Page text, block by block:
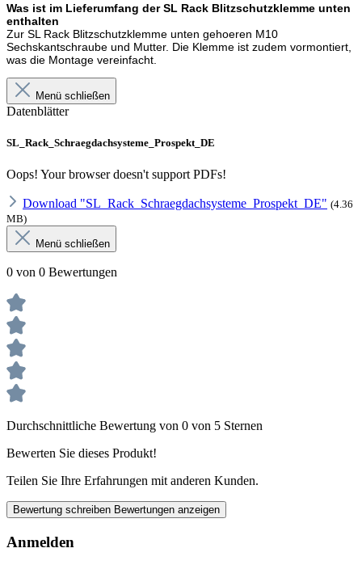
Was ist im Lieferumfang der SL Rack Blitzschutzklemme unten
enthalten
Zur SL Rack Blitzschutzklemme unten gehoeren M10
Sechskantschraube und Mutter. Die Klemme ist zudem vormontiert,
was die Montage vereinfacht.
Menü schließen
Datenblätter
SL_Rack_Schraegdachsysteme_Prospekt_DE
Oops! Your browser doesn't support PDFs!
Download "SL_Rack_Schraegdachsysteme_Prospekt_DE" (4.36
MB)
Menü schließen
0 von 0 Bewertungen
Durchschnittliche Bewertung von 0 von 5 Sternen
Bewerten Sie dieses Produkt!
Teilen Sie Ihre Erfahrungen mit anderen Kunden.
Bewertung schreiben Bewertungen anzeigen
Anmelden